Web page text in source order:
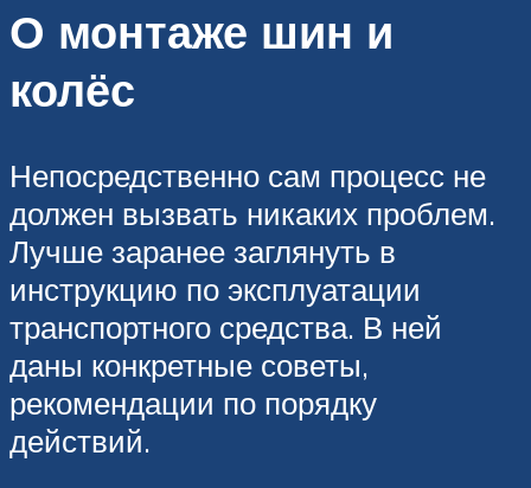
О монтаже шин и
колёс
Непосредственно сам процесс не
должен вызвать никаких проблем.
Лучше заранее заглянуть в
инструкцию по эксплуатации
транспортного средства. В ней
даны конкретные советы,
рекомендации по порядку
действий.